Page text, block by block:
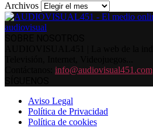
Archivos
info@audiovisual451.com
Aviso Legal
Política de Privacidad
Política de cookies